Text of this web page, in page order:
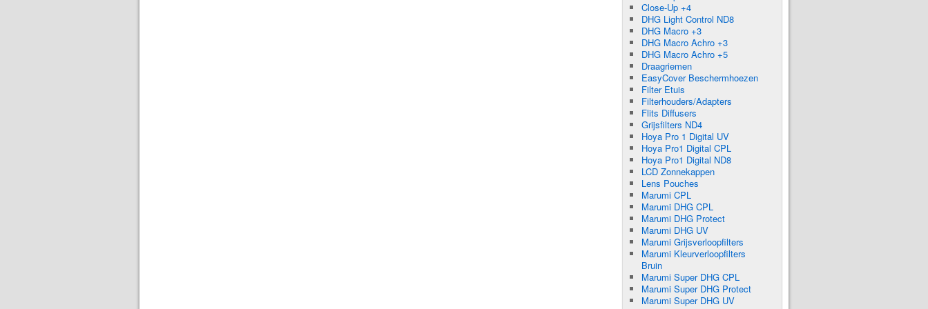
Close-Up +4
DHG Light Control ND8
DHG Macro +3
DHG Macro Achro +3
DHG Macro Achro +5
Draagriemen
EasyCover Beschermhoezen
Filter Etuis
Filterhouders/Adapters
Flits Diffusers
Grijsfilters ND4
Hoya Pro 1 Digital UV
Hoya Pro1 Digital CPL
Hoya Pro1 Digital ND8
LCD Zonnekappen
Lens Pouches
Marumi CPL
Marumi DHG CPL
Marumi DHG Protect
Marumi DHG UV
Marumi Grijsverloopfilters
Marumi Kleurverloopfilters
Bruin
Marumi Super DHG CPL
Marumi Super DHG Protect
Marumi Super DHG UV